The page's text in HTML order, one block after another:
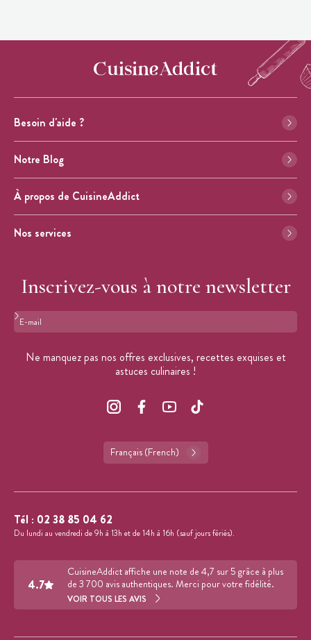
Besoin d'aide ?
Notre Blog
À propos de CuisineAddict
Nos services
Inscrivez-vous à notre newsletter
Format : adresse@email.com
Ne manquez pas nos offres exclusives, recettes exquises et
astuces culinaires !
Français (French)
Tél : 02 38 85 04 62
Du lundi au vendredi de 9h à 13h et de 14h à 16h (sauf jours fériés).
4.7
CuisineAddict affiche une note de 4,7 sur 5 grâce à plus
de 3 700 avis authentiques. Merci pour votre fidélité.
VOIR TOUS LES AVIS